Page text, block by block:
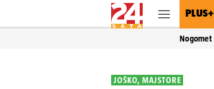
PLUS+
Nogomet
JOŠKO, MAJSTORE